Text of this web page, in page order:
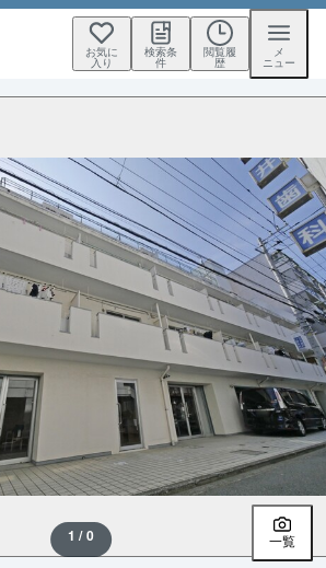
お気に
入り
検索条
件
閲覧履
歴
メ
ニュー
1 / 0 一覧